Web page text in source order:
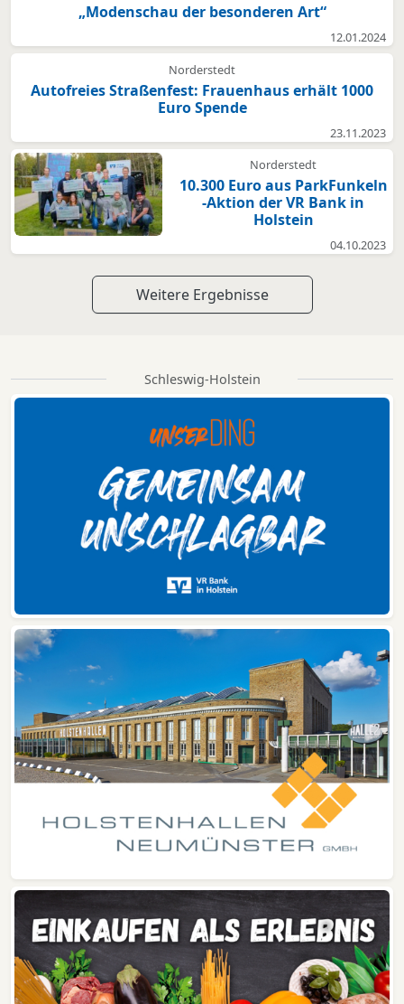
„Modenschau der besonderen Art“
12.01.2024
Norderstedt
Autofreies Straßenfest: Frauenhaus erhält 1000
Euro Spende
23.11.2023
Norderstedt
10.300 Euro aus ParkFunkeln
-Aktion der VR Bank in
Holstein
04.10.2023
Weitere Ergebnisse
Schleswig-Holstein